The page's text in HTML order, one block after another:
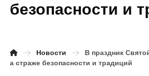
безопасности и
Новости
В праздник
а страже безопасности и традиций